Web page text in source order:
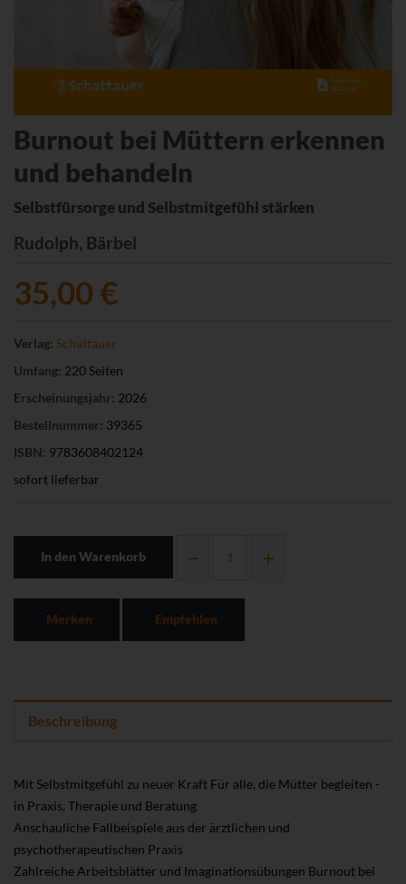
Burnout bei Müttern erkennen
und behandeln
Selbstfürsorge und Selbstmitgefühl stärken
Rudolph, Bärbel
35,00 €
Verlag: Schattauer
Umfang: 220 Seiten
Erscheinungsjahr: 2026
Bestellnummer: 39365
ISBN: 9783608402124
sofort lieferbar
In den Warenkorb
Merken Empfehlen
Beschreibung
Mit Selbstmitgefühl zu neuer Kraft Für alle, die Mütter begleiten -
in Praxis, Therapie und Beratung
Anschauliche Fallbeispiele aus der ärztlichen und
psychotherapeutischen Praxis
Zahlreiche Arbeitsblätter und Imaginationsübungen Burnout bei